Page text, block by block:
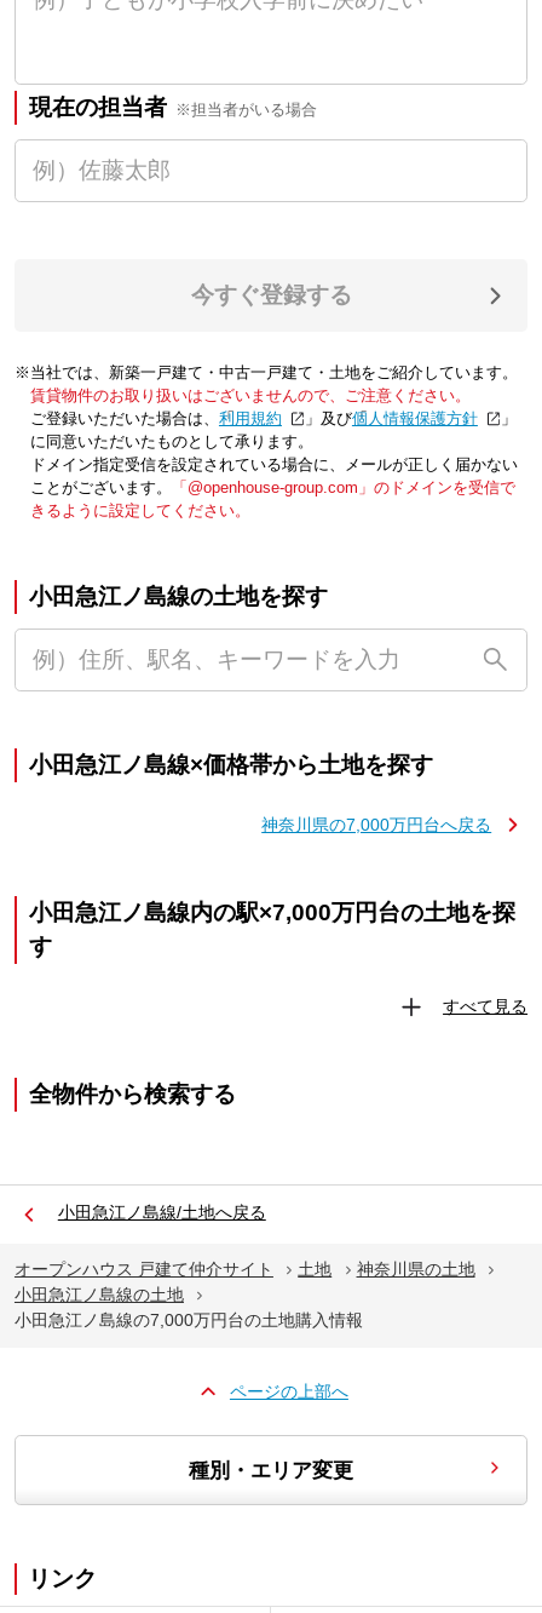
現在の担当者 ※担当者がいる場合
今すぐ登録する
※当社では、新築一戸建て・中古一戸建て・土地をご紹介しています。
賃貸物件のお取り扱いはございませんので、ご注意ください。
ご登録いただいた場合は、「利用規約 」及び「個人情報保護方針
」
に同意いただいたものとして承ります。
ドメイン指定受信を設定されている場合に、メールが正しく届かない
ことがございます。
「@openhouse-group.com」のドメインを受信で
きるように設定してください。
小田急江ノ島線の土地を探す
小田急江ノ島線×価格帯から土地を探す
神奈川県の7,000万円台へ戻る
小田急江ノ島線内の駅×7,000万円台の土地を探
す
すべて見る
全物件から検索する
小田急江ノ島線/土地へ戻る
オープンハウス 戸建て仲介サイト 土地
神奈川県の土地
小田急江ノ島線の土地
小田急江ノ島線の7,000万円台の土地購入情報
ページの上部へ
種別・エリア変更
リンク